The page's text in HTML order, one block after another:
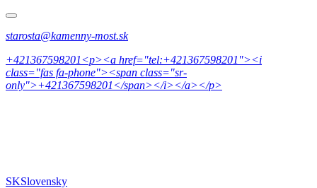
starosta@kamenny-most.sk
+421367598201<p><a href="tel:+421367598201"><i
class="fas fa-phone"><span class="sr-
only">+421367598201</span></i></a></p>
SKSlovensky